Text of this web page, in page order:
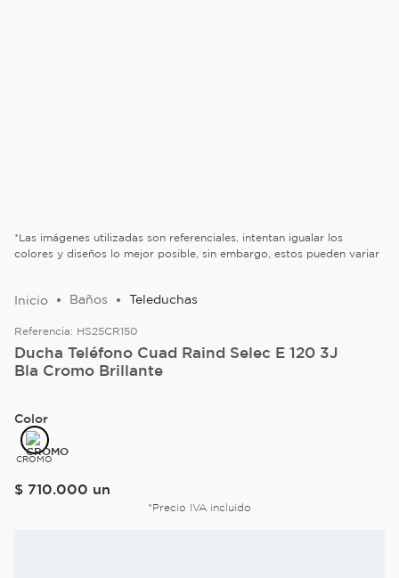
*Las imágenes utilizadas son referenciales, intentan igualar los
colores y diseños lo mejor posible, sin embargo, estos pueden variar
Baños Teleduchas
Referencia: HS25CR150
Ducha Teléfono Cuad Raind Selec E 120 3J
Bla Cromo Brillante
Color
CROMO
$ 710.000 un
*Precio IVA incluido